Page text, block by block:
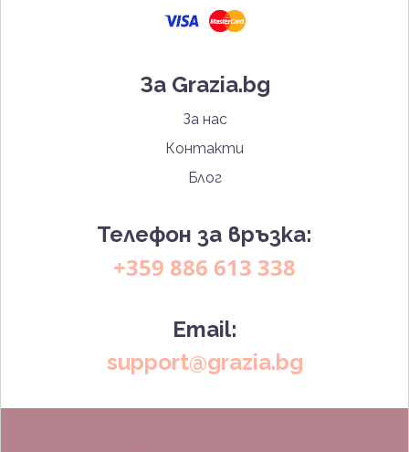
За Grazia.bg
За нас
Контакти
Блог
Телефон за връзка:
+359 886 613 338
Email:
support@grazia.bg